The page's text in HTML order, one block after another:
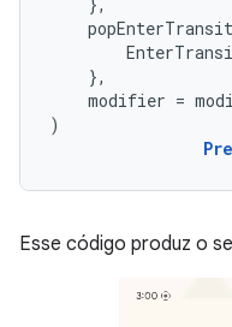
},
modifier =
)
Esse código produz o